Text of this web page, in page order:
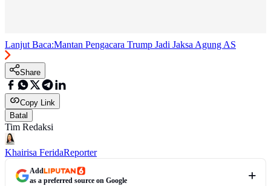
Lanjut Baca:Mantan Pengacara Trump Jadi Jaksa Agung AS
Share
Copy Link
Batal
Tim Redaksi
Khairisa FeridaReporter
Add
as a preferred source on Google